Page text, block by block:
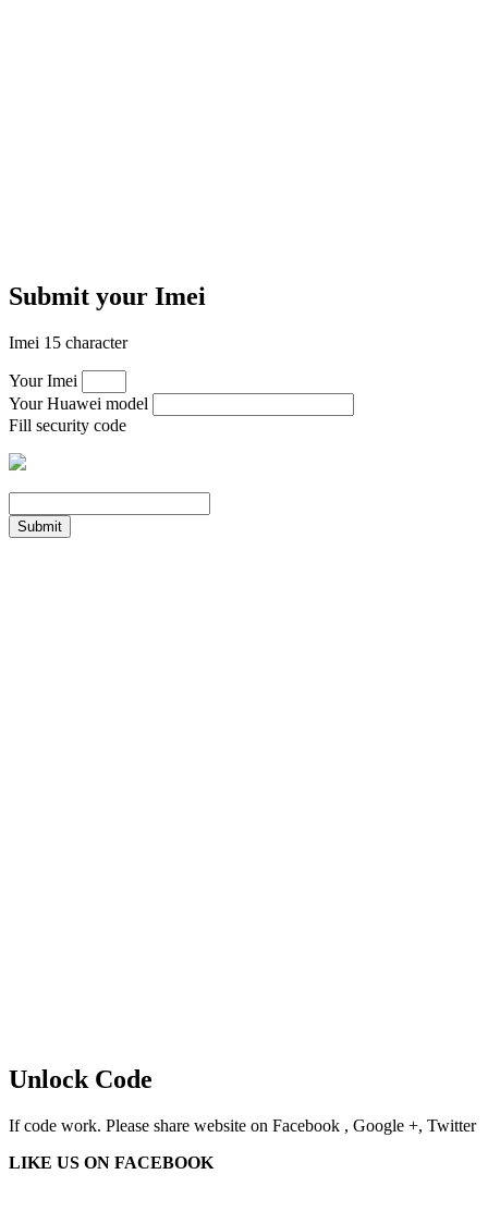
Submit your Imei
Imei 15 character
Your Imei
Your Huawei model
Fill security code
Submit
Unlock Code
If code work. Please share website on Facebook , Google +, Twitter
LIKE US ON FACEBOOK